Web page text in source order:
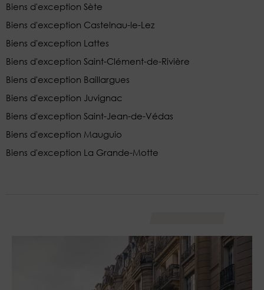
Biens d'exception Sète
Biens d'exception Castelnau-le-Lez
Biens d'exception Lattes
Biens d'exception Saint-Clément-de-Rivière
Biens d'exception Baillargues
Biens d'exception Juvignac
Biens d'exception Saint-Jean-de-Védas
Biens d'exception Mauguio
Biens d'exception La Grande-Motte